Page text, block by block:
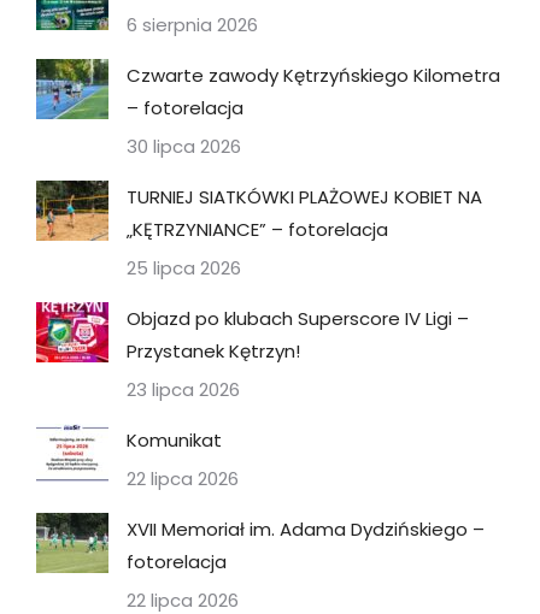
6 sierpnia 2026
Czwarte zawody Kętrzyńskiego Kilometra
– fotorelacja
30 lipca 2026
TURNIEJ SIATKÓWKI PLAŻOWEJ KOBIET NA
„KĘTRZYNIANCE” – fotorelacja
25 lipca 2026
Objazd po klubach Superscore IV Ligi –
Przystanek Kętrzyn!
23 lipca 2026
Komunikat
22 lipca 2026
XVII Memoriał im. Adama Dydzińskiego –
fotorelacja
22 lipca 2026